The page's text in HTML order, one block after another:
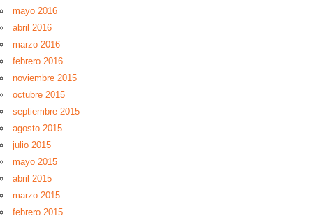
mayo 2016
abril 2016
marzo 2016
febrero 2016
noviembre 2015
octubre 2015
septiembre 2015
agosto 2015
julio 2015
mayo 2015
abril 2015
marzo 2015
febrero 2015